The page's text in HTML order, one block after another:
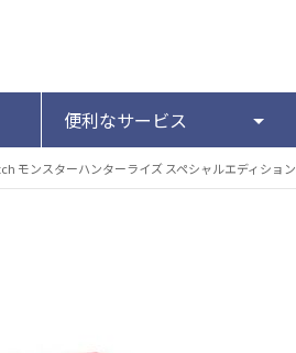
便利なサービス
モンスターハンターライズ スペシャルエディション